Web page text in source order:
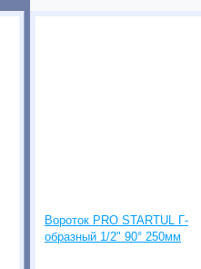
Вороток PRO STARTUL Г-
образный 1/2" 90° 250мм